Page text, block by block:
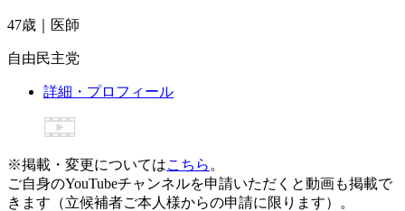
47歳 医師
自由民主党
詳細・プロフィール
※掲載・変更についてはこちら 。
ご自身のYouTubeチャンネルを申請いただくと動画も掲載で
きます（立候補者ご本人様からの申請に限ります）。